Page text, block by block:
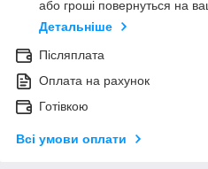
або гроші повернуться на
Детальніше
Післяплата
Оплата на рахунок
Готівкою
Всі умови оплати